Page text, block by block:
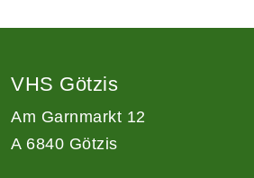
VHS Götzis
Am Garnmarkt 12
A 6840 Götzis